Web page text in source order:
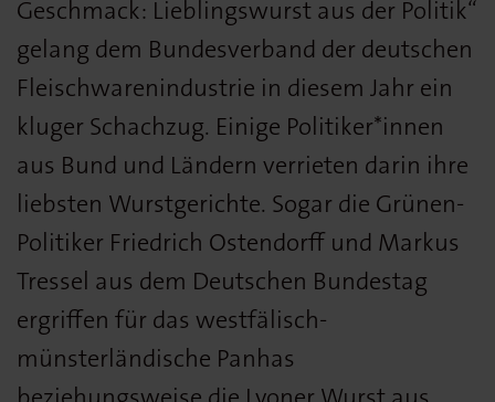
Geschmack: Lieblingswurst aus der Politik“
gelang dem Bundesverband der deutschen
Fleischwarenindustrie in diesem Jahr ein
kluger Schachzug. Einige Politiker*innen
aus Bund und Ländern verrieten darin ihre
liebsten Wurstgerichte. Sogar die Grünen-
Politiker Friedrich Ostendorff und Markus
Tressel aus dem Deutschen Bundestag
ergriffen für das westfälisch-
münsterländische Panhas